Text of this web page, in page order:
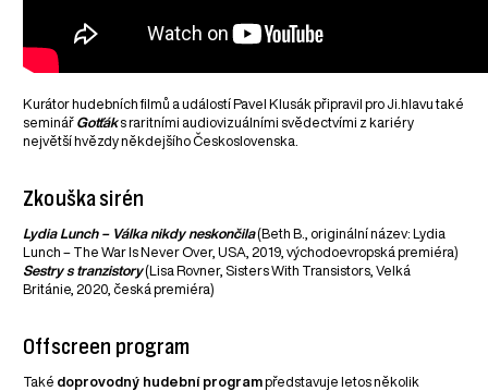
Kurátor hudebních filmů a událostí Pavel Klusák připravil pro Ji.hlavu také
seminář Gotťáks raritními audiovizuálními svědectvími z kariéry
největší hvězdy někdejšího Československa.
Zkouška sirén
Lydia Lunch – Válka nikdy neskončila(Beth B., originální název: Lydia
Lunch – The War Is Never Over, USA, 2019, východoevropská premiéra)
Sestry s tranzistory(Lisa Rovner, Sisters With Transistors, Velká
Británie, 2020, česká premiéra)
Offscreen program
Také doprovodný hudební programpředstavuje letos několik